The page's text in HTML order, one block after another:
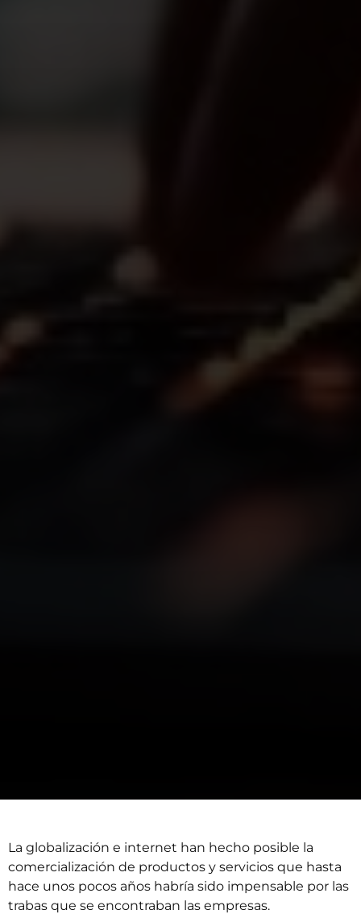
La globalización e internet han hecho posible la
comercialización de productos y servicios que hasta
hace unos pocos años habría sido impensable por las
trabas que se encontraban las empresas.